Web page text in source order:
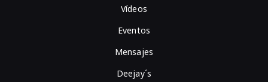
Vídeos
Eventos
Mensajes
Deejay´s